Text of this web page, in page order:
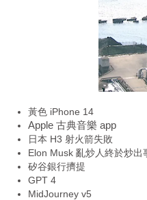
黃色 iPhone 14
Apple 古典音樂 app
日本 H3 射火箭失敗
Elon Musk 亂炒人終於炒出
矽谷銀行擠提
GPT 4
MidJourney v5